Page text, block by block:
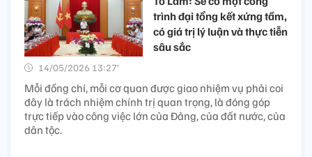
trình đại tổng kết xứng tầm,
có giá trị lý luận và thực tiễn
sâu sắc
14/05/2026 13:27’
Mỗi đồng chí, mỗi cơ quan được giao nhiệm vụ phải coi
đây là trách nhiệm chính trị quan trọng, là đóng góp
trực tiếp vào công việc lớn của Đảng, của đất nước, của
dân tộc.